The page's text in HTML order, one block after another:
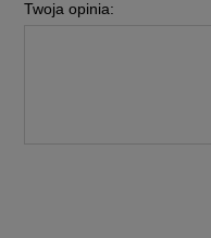
Twoja opinia: